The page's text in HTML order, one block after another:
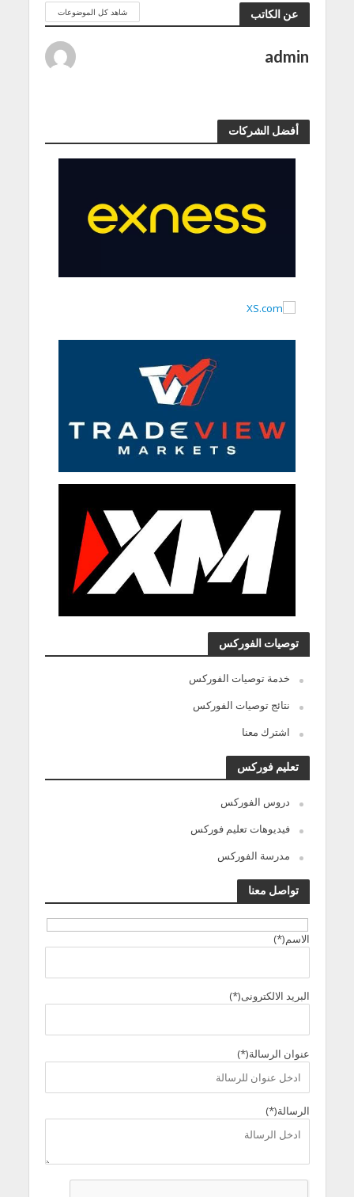
عن الكاتب شاهد كل الموضوعات
admin
أفضل الشركات
توصيات الفوركس
خدمة توصيات الفوركس
نتائج توصيات الفوركس
اشترك معنا
تعليم فوركس
دروس الفوركس
فيديوهات تعليم فوركس
مدرسة الفوركس
تواصل معنا
الاسم(*)
البريد الالكترونى(*)
عنوان الرسالة(*)
الرسالة(*)